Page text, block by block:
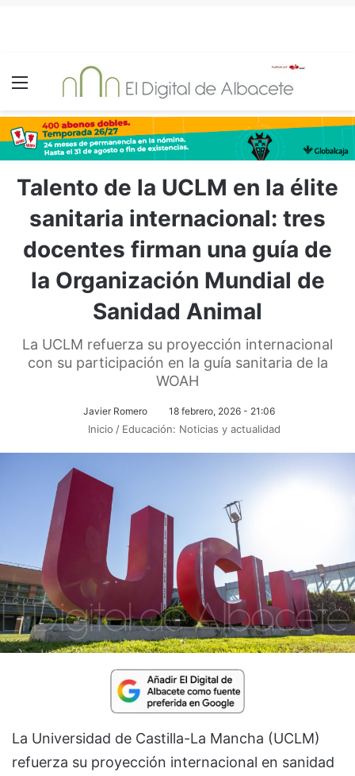
Menú
Talento de la UCLM en la élite
sanitaria internacional: tres
docentes firman una guía de
la Organización Mundial de
Sanidad Animal
La UCLM refuerza su proyección internacional
con su participación en la guía sanitaria de la
WOAH
Javier Romero 18 febrero, 2026 - 21:06
Inicio / Educación: Noticias y actualidad
La Universidad de Castilla-La Mancha (UCLM)
refuerza su proyección internacional en sanidad